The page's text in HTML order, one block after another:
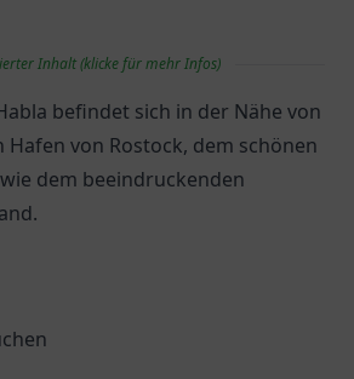
Inhalt (klicke für mehr Infos)
befindet sich in der Nähe von
von Rostock, dem schönen
dem beeindruckenden